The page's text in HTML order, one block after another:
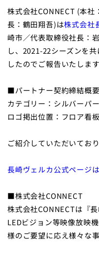
株式会社CONNECT (本
長：鶴田翔吾)は株式会社
崎市／代表取締役社⻑：
し、2021-22シーズンを
したのでご報告いたします
■パートナー契約締結概要
カテゴリー：シルバーパ
ロゴ掲出位置：フロア看
ご紹介していただいており
長崎ヴェルカ公式ページ
■株式会社CONNECT
株式会社CONNECTは『
LEDビジョン等映像放映
様のご要望に応え様々な